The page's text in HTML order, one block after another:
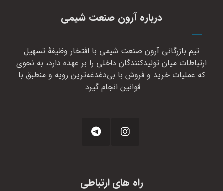
درباره آرون صنعت شیمی
تیم بازرگانی آرون صنعت شیمی با افتخار وظیفهٔ تسهیل
ارتباطات میان تولیدکنندگان داخلی را بر عهده دارد، به نحوی
که عملیات خرید و فروش با بی‌دغدغه‌ترین رویه و منطبق با
قوانین انجام گیرد.
راه های ارتباطی